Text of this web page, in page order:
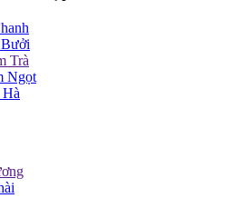
Trà
Ngọt